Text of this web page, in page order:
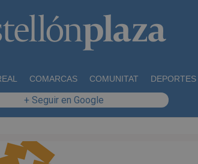
COMARCAS COMUNITAT DEPORTES
+ Seguir en Google